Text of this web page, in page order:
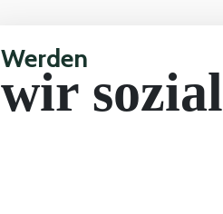
Werden
wir sozial